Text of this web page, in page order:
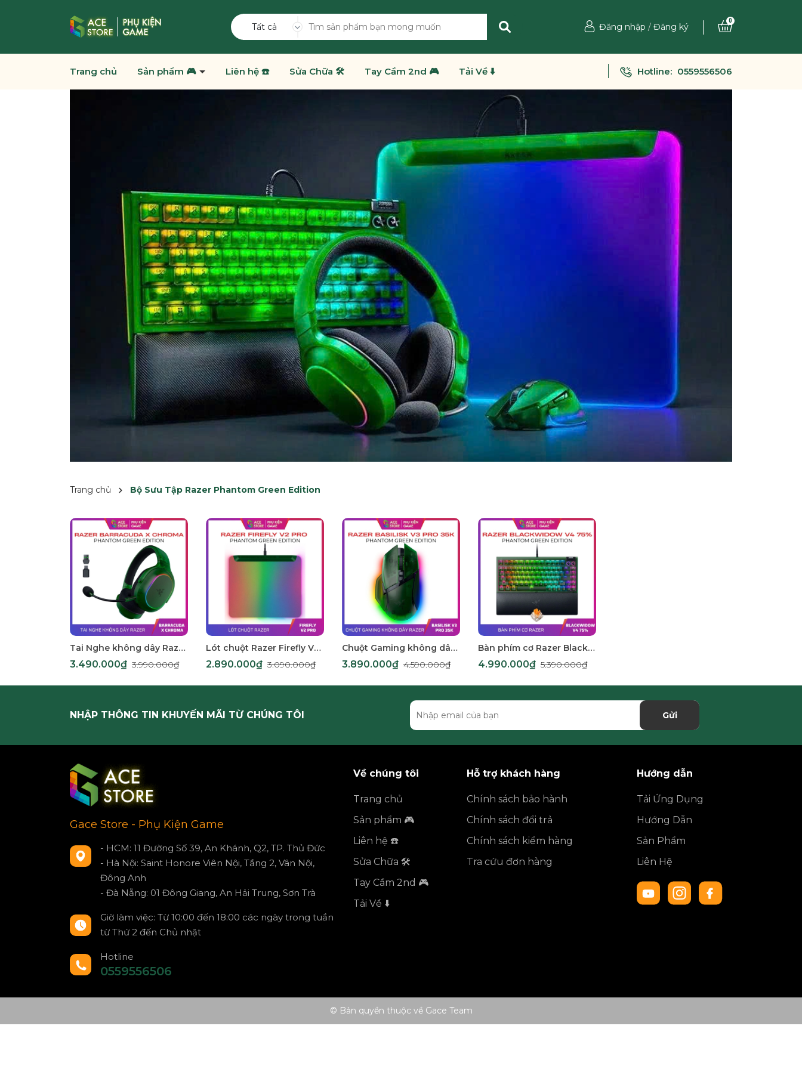
Tất cả Đăng nhập / Đăng ký
0
Trang chủ Sản phẩm 🎮 Liên hệ ☎️ Sửa Chữa 🛠️ Tay Cầm 2nd 🎮 Tải Về ⬇️ Hotline: 0559556506
Trang chủ Bộ Sưu Tập Razer Phantom Green Edition
Tai Nghe không dây Razer Barracuda X Chroma Phantom Green Edition RZ04-05220300-R3M1
3.490.000₫ 3.990.000₫
Lót chuột Razer Firefly V2 Pro RGB Phantom Green Edition RZ02-04920300-R3M1
2.890.000₫ 3.090.000₫
Chuột Gaming không dây Razer Basilisk V3 Pro 35K Phantom Green Edition RZ01-05240300-R3A1
3.890.000₫ 4.590.000₫
Bàn phím cơ Razer BlackWidow V4 75% Phantom Green Edition RGB Hotswap Razer Switch Orange RZ03-05003300-R3M1
4.990.000₫ 5.390.000₫
NHẬP THÔNG TIN KHUYẾN MÃI TỪ CHÚNG TÔI Gửi
Gace Store - Phụ Kiện Game
- HCM: 11 Đường Số 39, An Khánh, Q2, TP. Thủ Đức
- Hà Nội: Saint Honore Viên Nội, Tầng 2, Vân Nội,
Đông Anh
- Đà Nẵng: 01 Đông Giang, An Hải Trung, Sơn Trà
Giờ làm việc: Từ 10:00 đến 18:00 các ngày trong tuần
từ Thứ 2 đến Chủ nhật
Hotline
0559556506
Về chúng tôi
Trang chủ
Sản phẩm 🎮
Liên hệ ☎️
Sửa Chữa 🛠️
Tay Cầm 2nd 🎮
Tải Về ⬇️
Hỗ trợ khách hàng
Chính sách bảo hành
Chính sách đổi trả
Chính sách kiểm hàng
Tra cứu đơn hàng
Hướng dẫn
Tải Ứng Dụng
Hướng Dẫn
Sản Phẩm
Liên Hệ
© Bản quyền thuộc về Gace Team